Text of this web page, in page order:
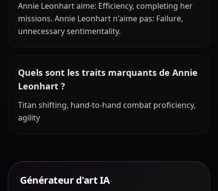
Annie Leonhart aime: Efficiency, completing her
missions. Annie Leonhart n'aime pas: Failure,
unnecessary sentimentality.
Quels sont les traits marquants de Annie
Leonhart ?
Titan shifting, hand-to-hand combat proficiency,
agility
Générateur d'art IA